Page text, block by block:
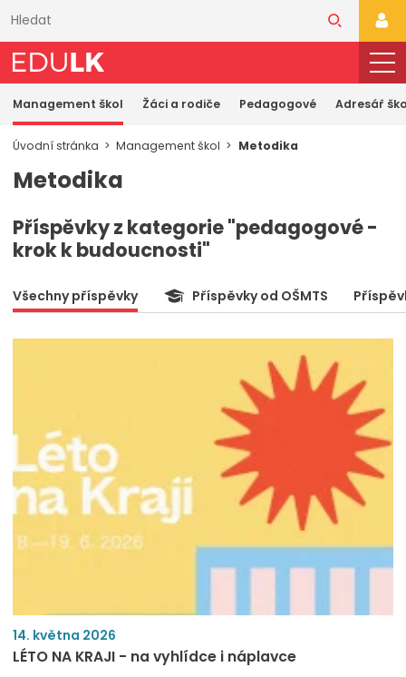
obsahu
Management škol Žáci a rodiče Pedagogové Adresář
Úvodní stránka Management škol Metodika
Metodika
Příspěvky z kategorie "pedagogové -
krok k budoucnosti"
Všechny příspěvky Příspěvky od OŠMTS
14. května 2026
LÉTO NA KRAJI - na vyhlídce i náplavce